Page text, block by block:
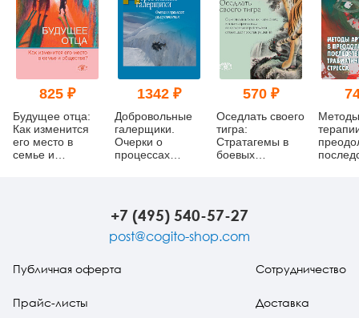
825 ₽
Будущее отца:
Как изменится
его место в
семье и
1342 ₽
Добровольные
галерщики.
Очерки о
процессах
570 ₽
Оседлать своего
тигра:
Cтратагемы в
боевых
помощью
простых
решений
+7 (495) 540-57-27
post@cogito-shop.com
Публичная оферта
Прайс-листы
Сотрудничество
Доставка